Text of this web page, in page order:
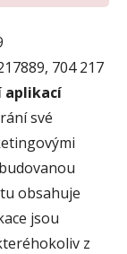
704 217
aplikací
své
obsahuje
jsou
z